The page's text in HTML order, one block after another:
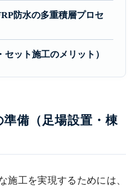
防水の多重積層プロセ
ット施工のメリット）
備（足場設置・棟
施工を実現するためには、